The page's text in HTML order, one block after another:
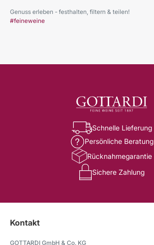
Genuss erleben - festhalten, filtern & teilen!
#feineweine
Schnelle Lieferung
Persönliche Beratung
Rücknahmegarantie
Sichere Zahlung
Kontakt
GOTTARDI GmbH & Co. KG